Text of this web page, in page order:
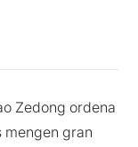
Zedong ordena
mengen gran